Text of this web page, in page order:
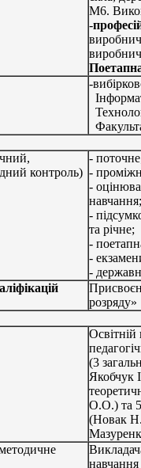
М6.
-
-
контроль)
-
-
-
навчання;
-
та річне;
-
-
-
розряду»
Освітній
(3
Якобчук
О.О.) та 5
(Новак
навчання